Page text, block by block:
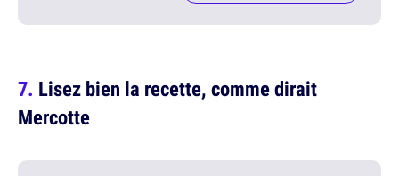
Lisez bien la recette, comme dirait
Mercotte